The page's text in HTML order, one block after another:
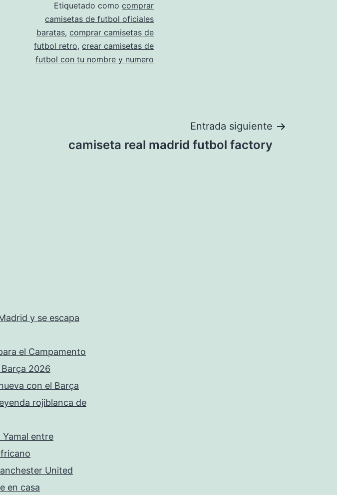
Etiquetado como comprar
camisetas de futbol oficiales
baratas, comprar camisetas de
futbol retro, crear camisetas de
futbol con tu nombre y numero
Entrada siguiente
camiseta real madrid futbol factory
y se escapa
el Campamento
2026
con el Barça
rojiblanca de
Yamal entre
United
en casa